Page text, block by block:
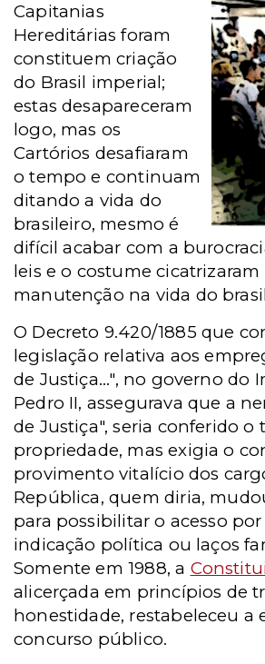
Capitanias
Hereditárias foram
constituem criação
do Brasil imperial;
estas desapareceram
logo, mas os
Cartórios desafiaram
o tempo e continuam
ditando a vida do
brasileiro, mesmo é
difícil acabar com a
leis e o costume cicatrizaram
manutenção na vida do
O Decreto 9.420/1885 que
legislação relativa aos
de Justiça...", no governo do
Pedro II, assegurava que a
de Justiça", seria conferido o
propriedade, mas exigia o
provimento vitalício dos
República, quem diria,
para possibilitar o acesso
indicação política ou laços
Somente em 1988, a
alicerçada em princípios de
honestidade, restabeleceu a
concurso público.